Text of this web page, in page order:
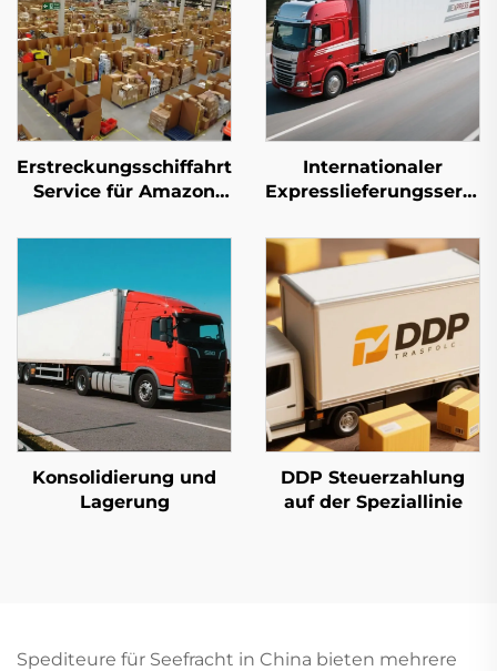
Erstreckungsschiffahrt-
Service für Amazon
Internationaler
Konsolidierung und
Lagerung
DDP Steuerzahlung
auf der Speziallinie
Spediteure für Seefracht in China bieten mehrere